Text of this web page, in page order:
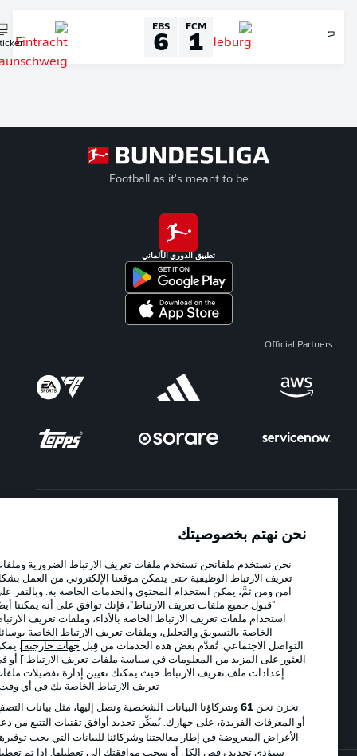
FCM
1
EBS
6
Liveticker
Football as it's meant to be
تطبيق الدوري الألماني
Official Partners
الإعلانات الإخطارات القانونية
شروط الاستخدام الوظائف
تواصل معنا
نحن نهتم بخصوصيتك
نحن نستخدم ملفانحن نستخدم ملفات تعريف الارتباط الضرورية وملفات
تعريف الارتباط الوظيفية حتى يتمكن موقعنا الإلكتروني من العمل بشكل
آمن ومن ثمَّ، يمكن استخدام المحتوى والخدمات الخاصة به. وبالنقر على
"قبول جميع ملفات تعريف الارتباط"، فإنك توافق على أنه يمكننا أيضًا
استخدام ملفات تعريف الارتباط الخاصة بالأداء، وملفات تعريف الارتباط
الخاصة بالتسويق والتحليل، وملفات تعريف الارتباط الخاصة بوسائل
التواصل الاجتماعي. تُقدَّم بعض هذه الخدمات من قِبل جهات خارجية . يمكن
العثور على المزيد من المعلومات فيسياسة ملفات تعريف الارتباط] أو في
إعدادات ملف تعريف الارتباط حيث يمكنك تعيين إدارة تفضيلات ملفات
تعريف الارتباط الخاصة بك في أي وقت..
نخزن نحن61وشركاؤنا البيانات الشخصية ونصل إليها، مثل بيانات التصفح
أو المعرفات الفريدة، على جهازك. يُمكّن تحديد أوافق تقنيات التتبع من دعم
الأغراض المعروضة في إطار معالجتنا وشركائنا للبيانات التي يجب توفيرها.
سيؤدي تحديد رفض الكل أو سحب موافقتك إلى تعطيلها. إذا تم تعطيل